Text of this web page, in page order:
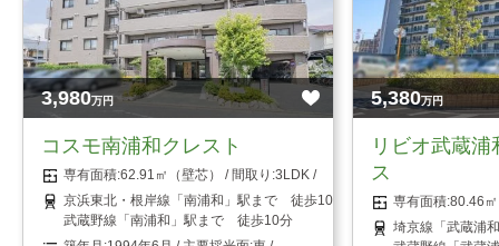
3,980万円
コスモ南浦和クレスト
62.91㎡（壁芯）
3LDK
京浜東北・根岸線「南浦和」駅まで 徒歩10分
武蔵野線「南浦和」駅まで 徒歩10分
5,380万円
リビオ武蔵
ス
80.46
埼京線「武蔵浦